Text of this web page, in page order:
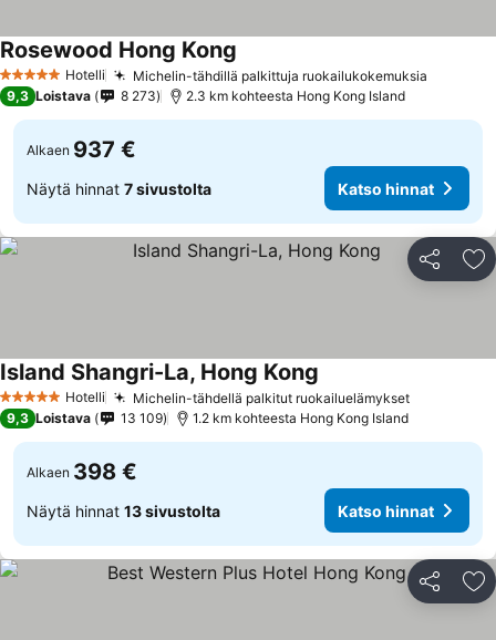
5 Tähtiluokitus
Hotelli Michelin-tähdillä palkittuja ruokailukokemuksia
Rosewood Hong Kong
9,3 Loistava 8 273 2.3 km kohteesta Hong Kong Island
Alkaen 937 €
Näytä hinnat 7 sivustolta Katso hinnat
Jaa
5 Tähtiluokitus
Hotelli Michelin-tähdellä palkitut ruokailuelämykset
Island Shangri-La, Hong Kong
9,3 Loistava 13 109 1.2 km kohteesta Hong Kong Island
Alkaen 398 €
Näytä hinnat 13 sivustolta Katso hinnat
Jaa